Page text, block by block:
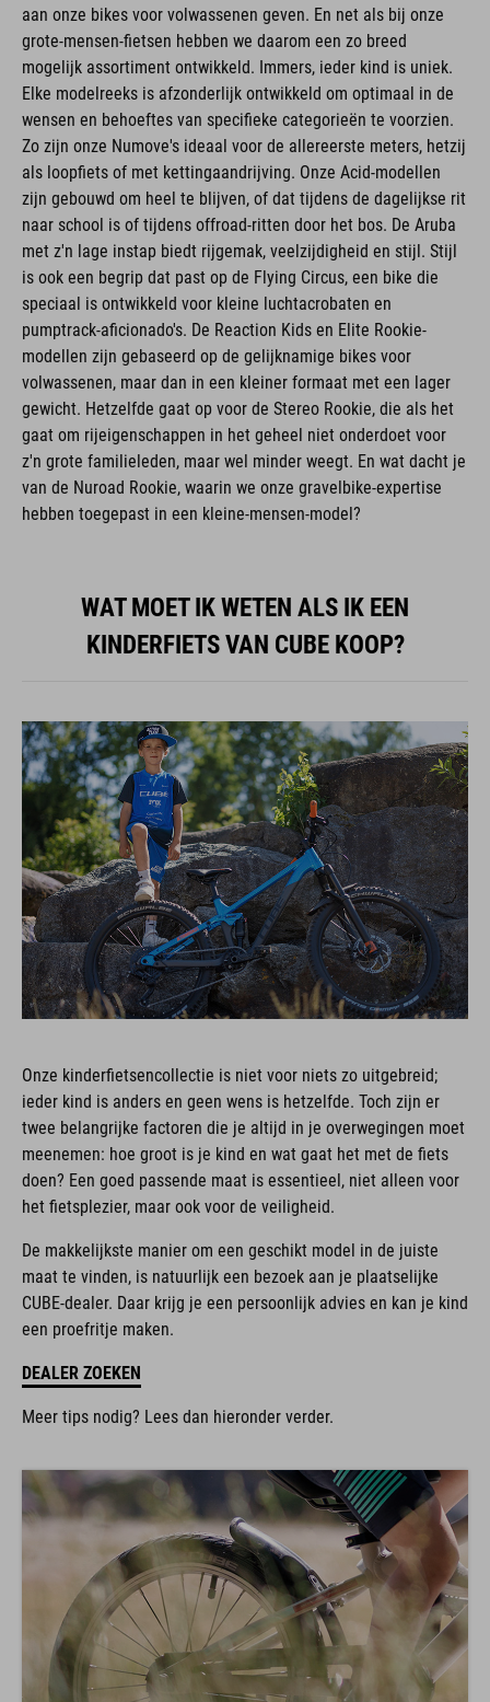
aan onze bikes voor volwassenen geven. En net als bij onze
grote-mensen-fietsen hebben we daarom een zo breed
mogelijk assortiment ontwikkeld. Immers, ieder kind is uniek.
Elke modelreeks is afzonderlijk ontwikkeld om optimaal in de
wensen en behoeftes van specifieke categorieën te voorzien.
Zo zijn onze Numove's ideaal voor de allereerste meters, hetzij
als loopfiets of met kettingaandrijving. Onze Acid-modellen
zijn gebouwd om heel te blijven, of dat tijdens de dagelijkse rit
naar school is of tijdens offroad-ritten door het bos. De Aruba
met z'n lage instap biedt rijgemak, veelzijdigheid en stijl. Stijl
is ook een begrip dat past op de Flying Circus, een bike die
speciaal is ontwikkeld voor kleine luchtacrobaten en
pumptrack-aficionado's. De Reaction Kids en Elite Rookie-
modellen zijn gebaseerd op de gelijknamige bikes voor
volwassenen, maar dan in een kleiner formaat met een lager
gewicht. Hetzelfde gaat op voor de Stereo Rookie, die als het
gaat om rijeigenschappen in het geheel niet onderdoet voor
z'n grote familieleden, maar wel minder weegt. En wat dacht je
van de Nuroad Rookie, waarin we onze gravelbike-expertise
hebben toegepast in een kleine-mensen-model?
WAT MOET IK WETEN ALS IK EEN
KINDERFIETS VAN CUBE KOOP?
Onze kinderfietsencollectie is niet voor niets zo uitgebreid;
ieder kind is anders en geen wens is hetzelfde. Toch zijn er
twee belangrijke factoren die je altijd in je overwegingen moet
meenemen: hoe groot is je kind en wat gaat het met de fiets
doen? Een goed passende maat is essentieel, niet alleen voor
het fietsplezier, maar ook voor de veiligheid.
De makkelijkste manier om een geschikt model in de juiste
maat te vinden, is natuurlijk een bezoek aan je plaatselijke
CUBE-dealer. Daar krijg je een persoonlijk advies en kan je kind
een proefritje maken.
DEALER ZOEKEN
Meer tips nodig? Lees dan hieronder verder.